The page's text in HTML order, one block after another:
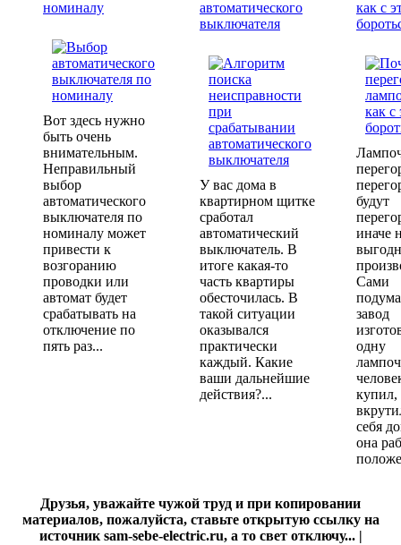
номиналу
Вот здесь нужно
быть очень
внимательным.
Неправильный
выбор
автоматического
выключателя по
номиналу может
привести к
возгоранию
проводки или
автомат будет
срабатывать на
отключение по
пять раз...
автоматического
выключателя
У вас дома в
квартирном щитке
сработал
автоматический
выключатель. В
итоге какая-то
часть квартиры
обесточилась. В
такой ситуации
оказывался
практически
каждый. Какие
ваши дальнейшие
действия?...
как с
будут
иначе
Сами
завод
одну
купил,
себя
она
Друзья, уважайте чужой труд и при копировании
материалов, пожалуйста, ставьте открытую ссылку на
источник sam-sebe-electric.ru, а то свет отключу... |